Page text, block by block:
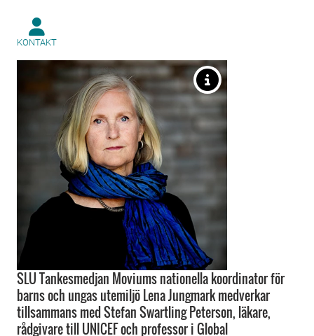
KONTAKT
SLU Tankesmedjan Moviums nationella koordinator för
barns och ungas utemiljö Lena Jungmark medverkar
tillsammans med Stefan Swartling Peterson, läkare,
rådgivare till UNICEF och professor i Global